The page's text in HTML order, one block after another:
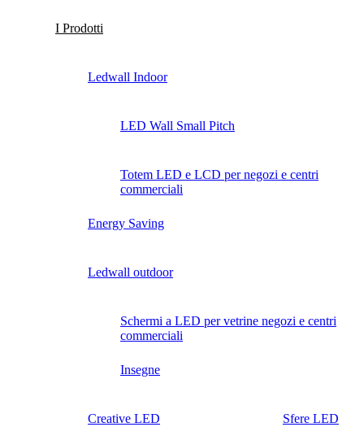
I Prodotti
Ledwall Indoor
LED Wall Small Pitch
Totem LED e LCD per negozi e centri
commerciali
Energy Saving
Ledwall outdoor
Schermi a LED per vetrine negozi e centri
commerciali
Insegne
Creative LED Sfere LED